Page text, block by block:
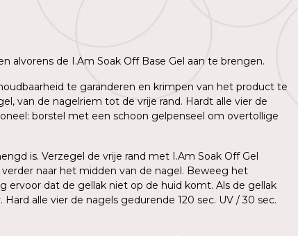
alvorens de I.Am Soak Off Base Gel aan te brengen.
te garanderen en krimpen van het product te
van de nagelriem tot de vrije rand. Hardt alle vier de
borstel met een schoon gelpenseel om overtollige
is. Verzegel de vrije rand met I.Am Soak Off Gel
naar het midden van de nagel. Beweeg het
ervoor dat de gellak niet op de huid komt. Als de gellak
alle vier de nagels gedurende 120 sec. UV / 30 sec.